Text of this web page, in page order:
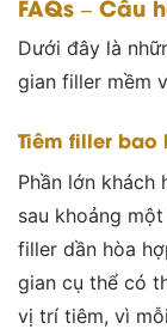
FAQs – Câu
Dưới đây là
gian filler mềm
Tiêm filler bao
Phần lớn khách
sau khoảng
filler dần hòa
gian cụ thể có
vị trí tiêm, vì